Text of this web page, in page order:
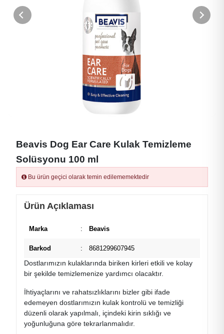
Beavis Dog Ear Care Kulak Temizleme
Solüsyonu 100 ml
Bu ürün geçici olarak temin edilememektedir
Ürün Açıklaması
Marka : Beavis
Barkod : 8681299607945
Dostlarımızın kulaklarında biriken kirleri etkili ve kolay
bir şekilde temizlemenize yardımcı olacaktır.
İhtiyaçlarını ve rahatsızlıklarını bizler gibi ifade
edemeyen dostlarımızın kulak kontrolü ve temizliği
düzenli olarak yapılmalı, içindeki kirin sıklığı ve
yoğunluğuna göre tekrarlanmalıdır.